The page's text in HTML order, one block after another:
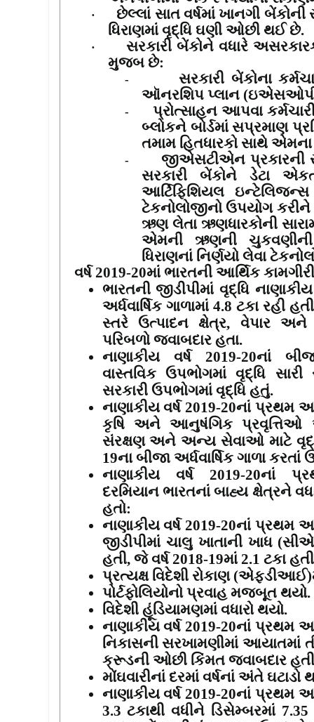
·
છેલ્લાં સાત વર્ષમાં ખાનગી
ધિરાણમાં વૃદ્ધિ ઘણી ઓછી થઈ છે.
·
સરકારી બેંકોને વધારે
મુજબ છે:
-
સરકારી બેંકોના
ઑનરશિપ પ્લાન
-
પ્રોત્સાહન આપવા
બ્લોકને બોર્ડમાં સપ્રમાણ
તમામ હિતધારકો સાથે
-
જીએસટીએન પ્રકારની
સરકારી બેંકોને ડેટા
આર્ટિફિશિયલ
ટેકનોલોજીનો ઉપયોગ
ઋણ લેતા ઋણધારકોની
એમની ઋણની
ધિરાણનાં નિર્ણયો લેવા
વર્ષ2019-20માં ભારતની આર્થિક કામગીરી
ભારતની જીડીપીમાં વૃદ્ધિ
અર્ધવાર્ષિક ગાળામાં 4.8 ટકા રહી હતી
સ્તરે ઉત્પાદન ક્ષેત્ર, વેપાર અને
પરિબળો જવાબદાર હતા.
નાણાકીય વર્ષ 2019-20નાં
વાસ્તવિક ઉપભોગમાં વૃદ્ધિ
સરકારી ઉપભોગમાં વૃદ્ધિ હતું.
નાણાકીય વર્ષ2019-20નાં પ્રથમ
કૃષિ અને આનુષંગિક પ્રવૃત્તિઓ
સંરક્ષણ અને અન્ય સેવાઓ માટે
19ના બીજા અર્ધવાર્ષિક ગાળા કરતાં
નાણાકીય વર્ષ 2019-20નાં
દરમિયાન ભારતનાં બાહ્ય ક્ષેત્રને
હતો:
નાણાકીય વર્ષ2019-20નાં પ્રથમ
જીડીપીમાં ચાલુ ખાતાની ખાધ
હતી, જે વર્ષ2018-19માં2.1 ટકા
પ્રત્યક્ષ વિદેશી રોકાણ
પોર્ટફોલિયોનો પ્રવાહ મજબૂત થયો.
વિદેશી હૂંડિયામણમાં વધારો થયો.
નાણાકીય વર્ષ2019-20નાં પ્રથમ
નિકાસની સરખામણીમાં આયાતમાં
ક્રૂડની ઓછી કિંમત જવાબદાર
મોંઘવારીનાં દરમાં વર્ષનાં અંતે ઘટાડો
નાણાકીય વર્ષ2019-20નાં પ્રથમ
3.3ટકાથી વધીને ડિસેમ્બરમાં 7.35